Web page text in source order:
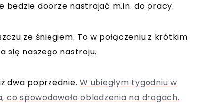
będzie dobrze nastrajać m.in. do pracy.
ze śniegiem. To w połączeniu z krótkim
się naszego nastroju.
dwa poprzednie. W ubiegłym tygodniu w
co spowodowało oblodzenia na drogach.